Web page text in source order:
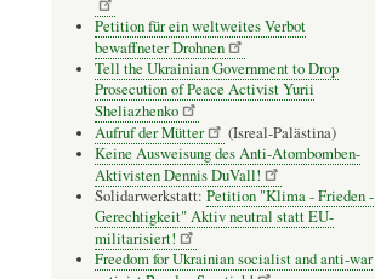
Petition für ein weltweites Verbot
bewaffneter Drohnen
Tell the Ukrainian Government to Drop
Prosecution of Peace Activist Yurii
Sheliazhenko
Aufruf der Mütter
(Isreal-Palästina)
Keine Ausweisung des Anti-Atombomben-
Aktivisten Dennis DuVall!
Solidarwerkstatt: Petition "Klima - Frieden -
Gerechtigkeit" Aktiv neutral statt EU-
militarisiert!
Freedom for Ukrainian socialist and anti-war